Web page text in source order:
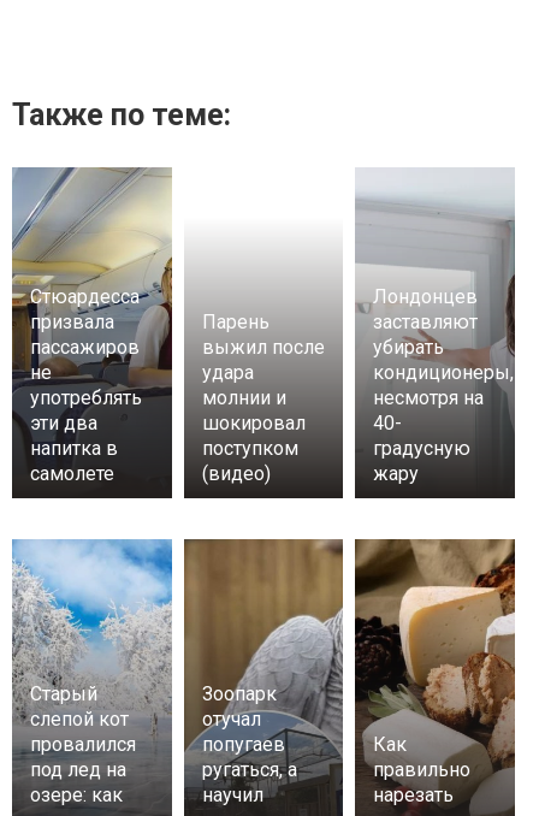
Также по теме:
Стюардесса
призвала
пассажиров
не
употреблять
эти два
напитка в
самолете
Парень
выжил после
удара
молнии и
шокировал
поступком
(видео)
Лондонцев
заставляют
убирать
кондиционеры,
несмотря на
40-
градусную
жару
Старый
слепой кот
провалился
под лед на
озере: как
Зоопарк
отучал
попугаев
ругаться, а
научил
Как
правильно
нарезать